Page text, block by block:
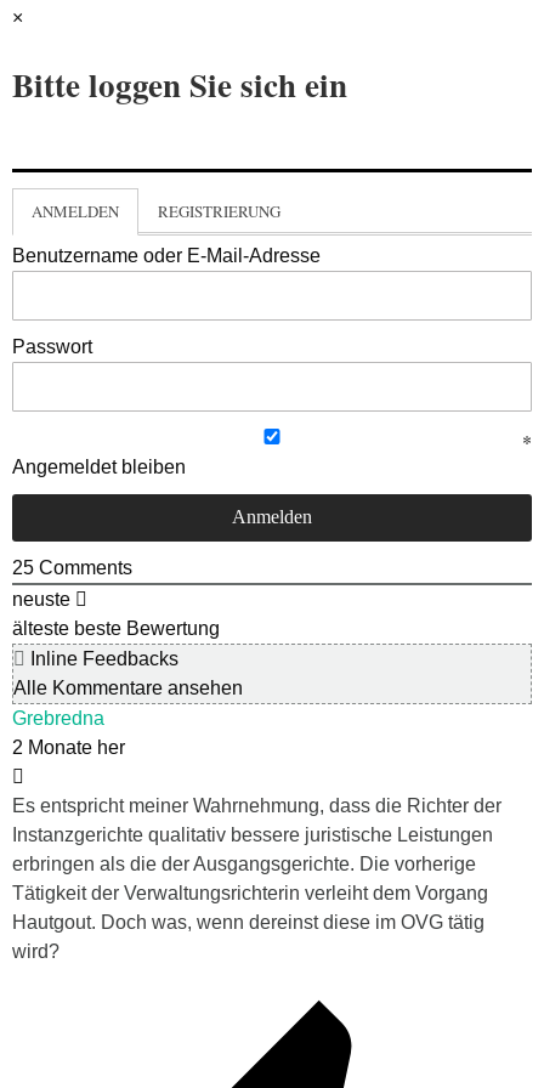
×
Bitte loggen Sie sich ein
ANMELDEN REGISTRIERUNG
Benutzername oder E-Mail-Adresse
Passwort
Angemeldet bleiben
25 Comments
neuste
älteste beste Bewertung
Inline Feedbacks
Alle Kommentare ansehen
Grebredna
2 Monate her
Es entspricht meiner Wahrnehmung, dass die Richter der
Instanzgerichte qualitativ bessere juristische Leistungen
erbringen als die der Ausgangsgerichte. Die vorherige
Tätigkeit der Verwaltungsrichterin verleiht dem Vorgang
Hautgout. Doch was, wenn dereinst diese im OVG tätig
wird?